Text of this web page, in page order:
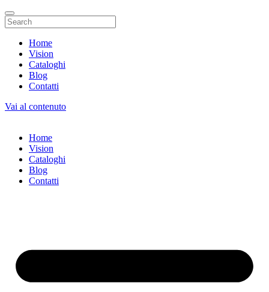
Home
Vision
Cataloghi
Blog
Contatti
Vai al contenuto
Home
Vision
Cataloghi
Blog
Contatti